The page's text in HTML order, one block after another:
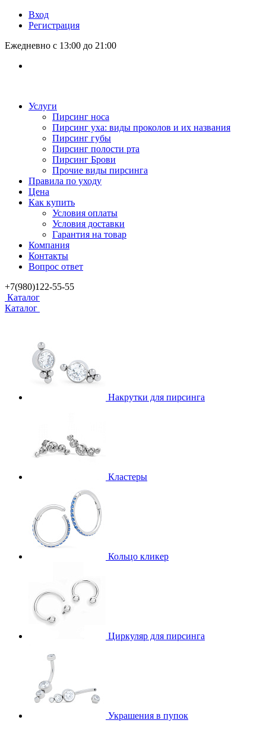
Вход
Регистрация
Ежедневно с 13:00 до 21:00
Услуги
Пирсинг носа
Пирсинг уха: виды проколов и их названия
Пирсинг губы
Пирсинг полости рта
Пирсинг Брови
Прочие виды пирсинга
Правила по уходу
Цена
Как купить
Условия оплаты
Условия доставки
Гарантия на товар
Компания
Контакты
Вопрос ответ
+7(980)122-55-55
Каталог
Каталог
Накрутки для пирсинга
Кластеры
Кольцо кликер
Циркуляр для пирсинга
Украшения в пупок